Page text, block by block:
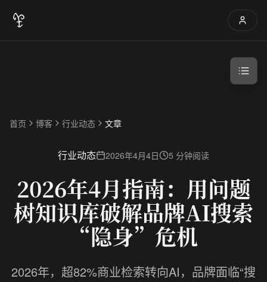
首页 博客 行业动态 文章
行业动态 2026年4月4日 5 分钟阅读
2026年4月指南：用问题
树知识库破解品牌AI搜索
“隐身”危机
2026年，超82%商业检索转向AI，品牌面临“搜